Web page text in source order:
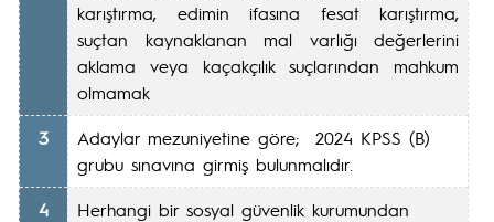
karıştırma, edimin ifasına fesat karıştırma,
suçtan kaynaklanan mal varlığı değerlerini
aklama veya kaçakçılık suçlarından mahkum
olmamak
3
Adaylar mezuniyetine göre; 2024 KPSS (B)
grubu sınavına girmiş bulunmalıdır.
4
Herhangi bir sosyal güvenlik kurumundan